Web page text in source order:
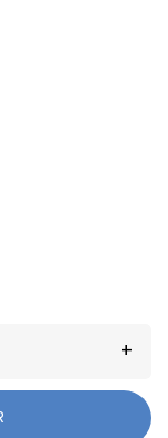
+